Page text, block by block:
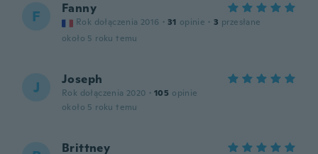
F Fanny
Rok dołączenia 2016 · 31 opinie · 3 przesłane
około 5 roku temu
J Joseph
Rok dołączenia 2020 · 105 opinie
około 5 roku temu
Brittney